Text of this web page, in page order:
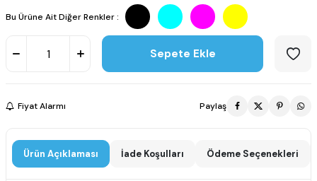
Bu Ürüne Ait Diğer Renkler :
Sepete Ekle
Fiyat Alarmı Paylaş
Ürün Açıklaması İade Koşulları Ödeme Seçenekleri